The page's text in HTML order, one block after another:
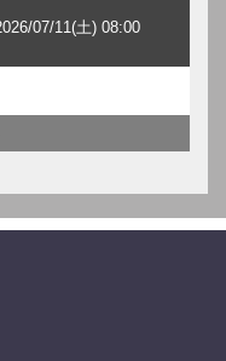
07/11(土) 08:00